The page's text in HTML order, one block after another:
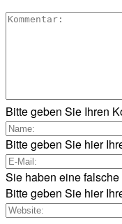
Bitte geben Sie Ihren
Bitte geben Sie hier
Sie haben eine
Bitte geben Sie hier